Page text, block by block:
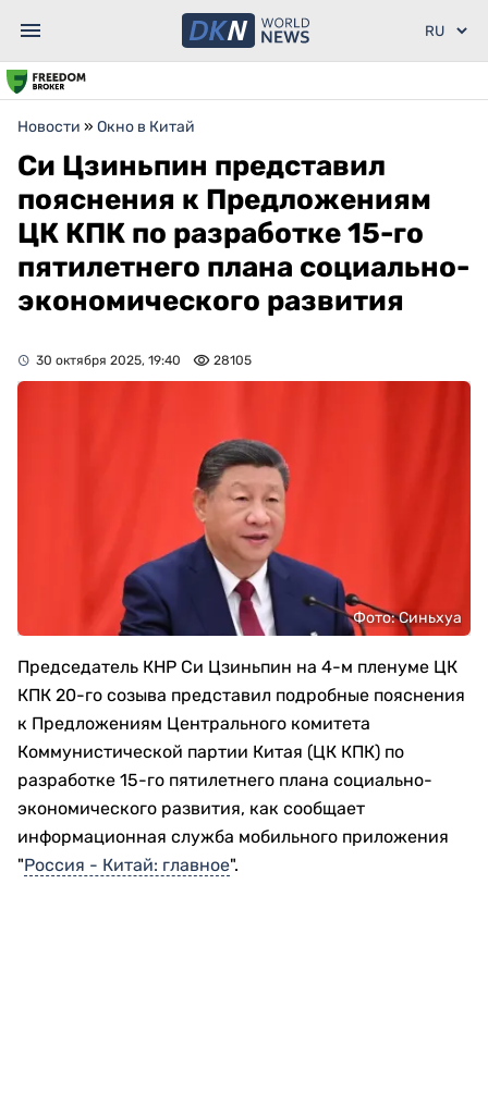
Новости » Окно в Китай
Си Цзиньпин представил
пояснения к Предложениям
ЦК КПК по разработке 15-го
пятилетнего плана социально-
экономического развития
30 октября 2025, 19:40 28105
Фото: Синьхуа
Председатель КНР Си Цзиньпин на 4-м пленуме ЦК
КПК 20-го созыва представил подробные пояснения
к Предложениям Центрального комитета
Коммунистической партии Китая (ЦК КПК) по
разработке 15-го пятилетнего плана социально-
экономического развития, как сообщает
информационная служба мобильного приложения
"Россия - Китай: главное".